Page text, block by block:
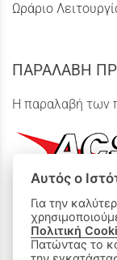
Ωράριο
ΠΑΡΑΛΑΒΗ
Η παραλαβή των
ΟΙ ΑΓΟΡΕΣ
Αυτός ο
Για την
Πολιτική
Πατώντας το κουμπί «Αποδοχή